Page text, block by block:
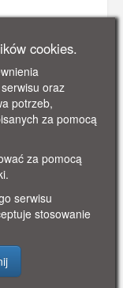
pociag-
cookies.
oraz
potrzeb,
za pomocą
za pomocą
serwisu
stosowanie